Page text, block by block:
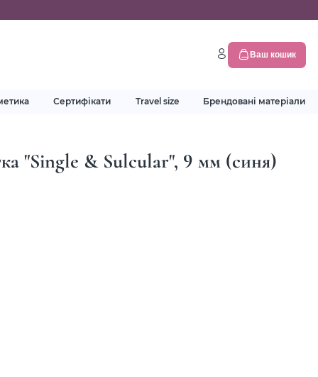
Ваш кошик
Сертифікати Travel size Брендовані матеріали
"Single & Sulcular", 9 мм (синя)